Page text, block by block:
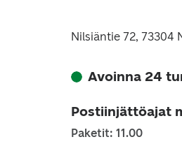
Nilsiäntie 72, 73304
Avoinna 24
Postiinjättöajat
Paketit: 11.00